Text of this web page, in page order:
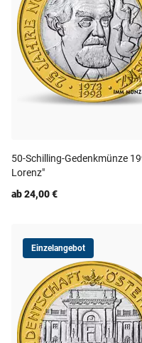
50-Schilling-Gedenkmünze
Lorenz"
ab 24,00 €
Einzelangebot